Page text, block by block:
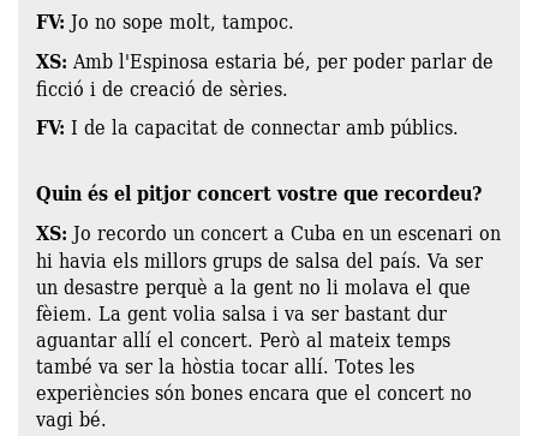
FV: Jo no sope molt, tampoc.
XS: Amb l'Espinosa estaria bé, per poder parlar de
ficció i de creació de sèries.
FV: I de la capacitat de connectar amb públics.
Quin és el pitjor concert vostre que recordeu?
XS: Jo recordo un concert a Cuba en un escenari on
hi havia els millors grups de salsa del país. Va ser
un desastre perquè a la gent no li molava el que
fèiem. La gent volia salsa i va ser bastant dur
aguantar allí el concert. Però al mateix temps
també va ser la hòstia tocar allí. Totes les
experiències són bones encara que el concert no
vagi bé.